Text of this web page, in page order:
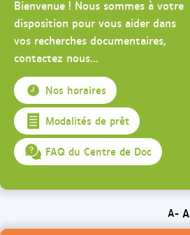
Bienvenue ! Nous sommes à votre
disposition pour vous aider dans
vos recherches documentaires,
contactez nous...
Nos horaires
Modalités de prêt
FAQ du Centre de Doc
A- A